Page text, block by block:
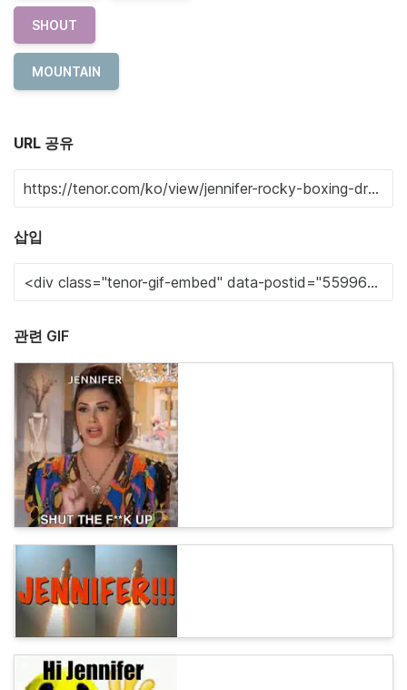
SHOUT
MOUNTAIN
URL 공유
삽입
관련 GIF